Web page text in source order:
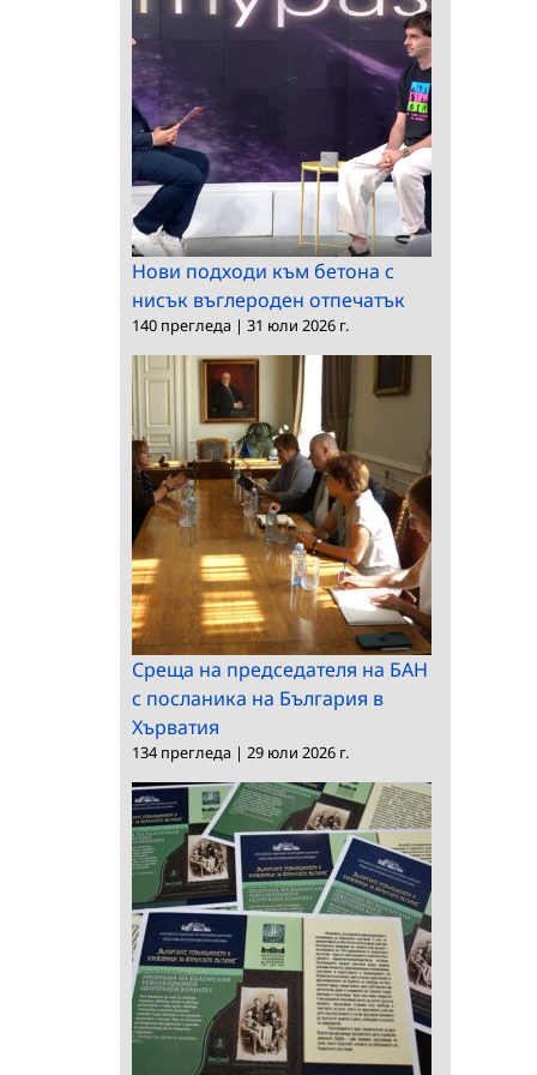
Нови подходи към бетона с
нисък въглероден отпечатък
140 прегледа | 31 юли 2026 г.
Среща на председателя на БАН
с посланика на България в
Хърватия
134 прегледа | 29 юли 2026 г.